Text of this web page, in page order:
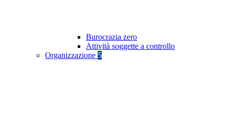
Burocrazia zero
Attività soggette a controllo
Organizzazione 5